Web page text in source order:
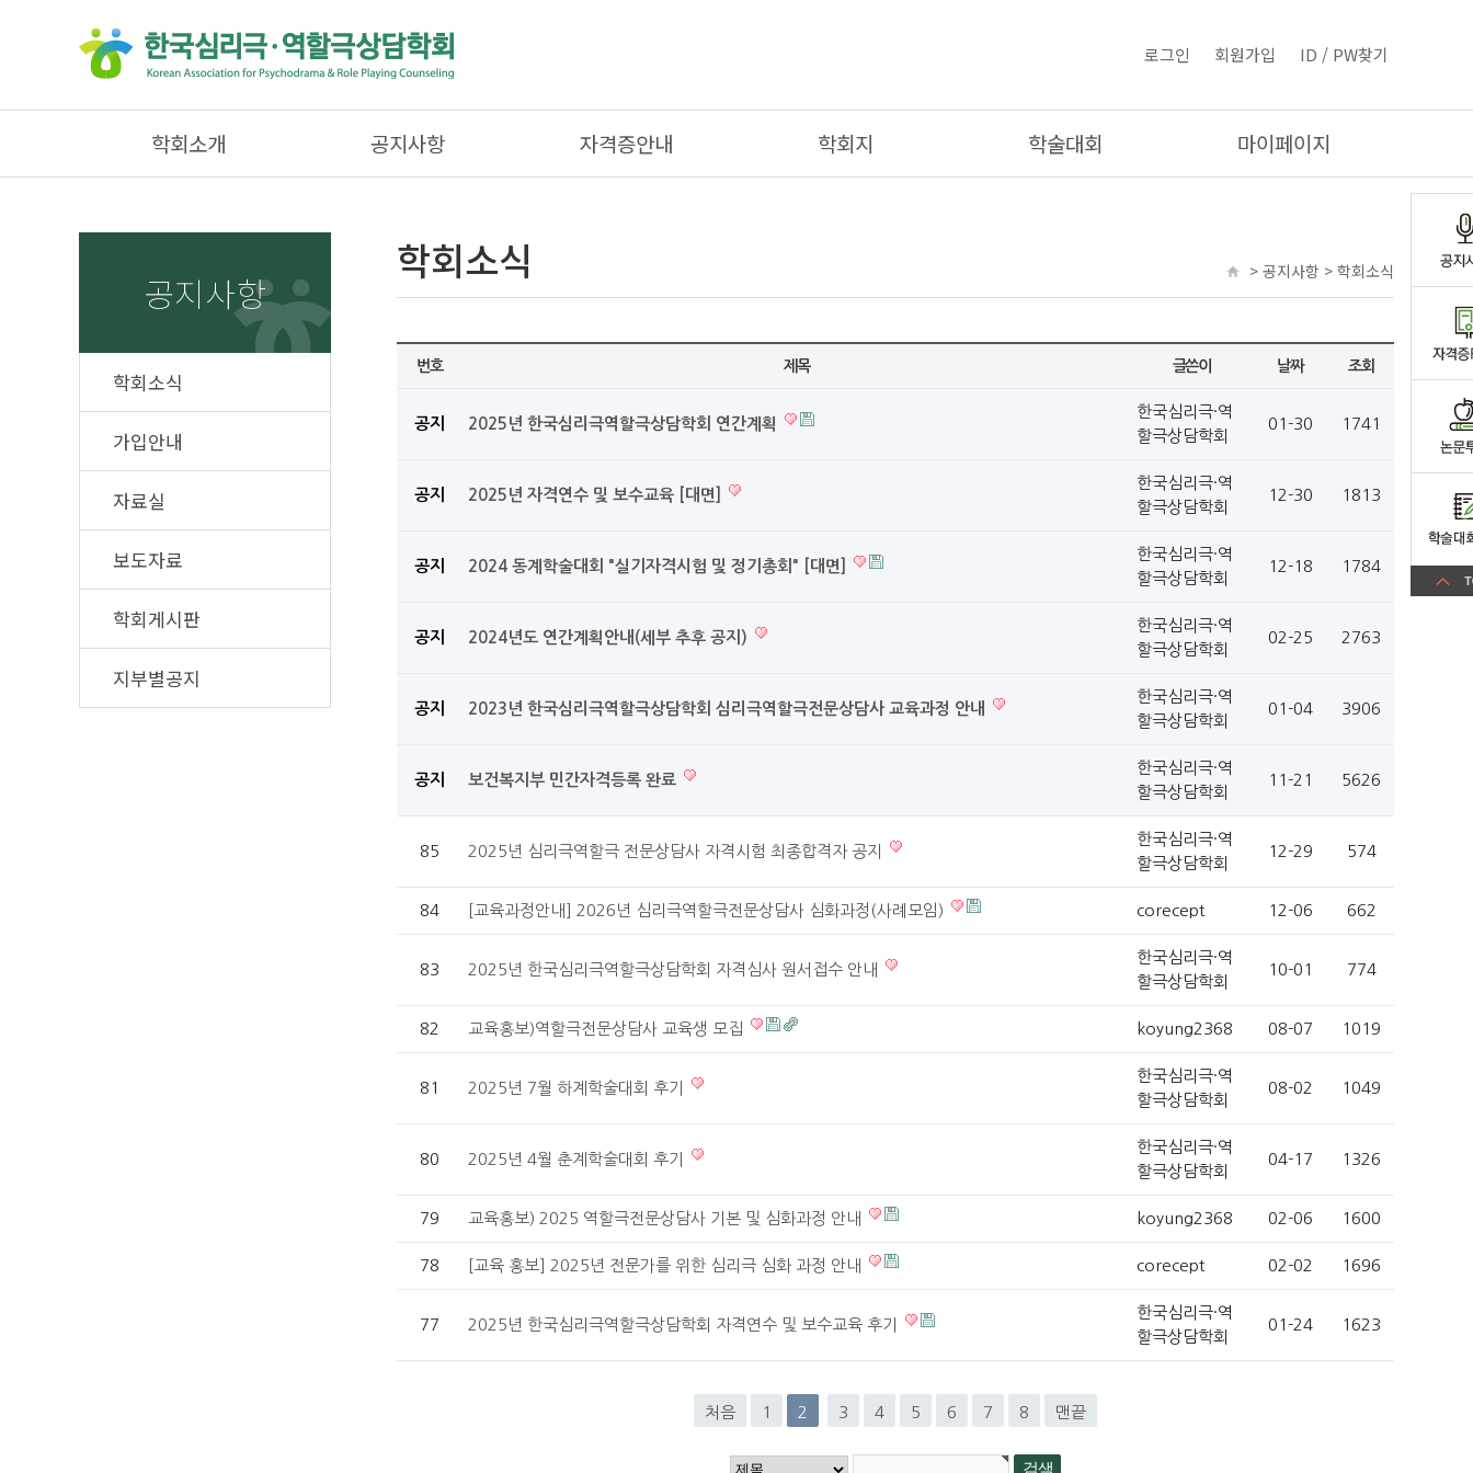
로그인 회원가입 ID / PW찾기
학회소개 공지사항 자격증안내 학회지 학술대회 마이페이지
공지사항
학회소식
가입안내
자료실
보도자료
학회게시판
지부별공지
학회소식 > 공지사항 > 학회소식
번호 제목 글쓴이 날짜 조회
공지 2025년 한국심리극역할극상담학회 연간계획
한국심리극·역
할극상담학회
01-30 1741
공지 2025년 자격연수 및 보수교육 [대면]
한국심리극·역
할극상담학회
12-30 1813
공지 2024 동계학술대회 "실기자격시험 및 정기총회" [대면]
한국심리극·역
할극상담학회
12-18 1784
공지 2024년도 연간계획안내(세부 추후 공지)
한국심리극·역
할극상담학회
02-25 2763
공지 2023년 한국심리극역할극상담학회 심리극역할극전문상담사 교육과정 안내
한국심리극·역
할극상담학회
01-04 3906
공지 보건복지부 민간자격등록 완료
한국심리극·역
할극상담학회
11-21 5626
85 2025년 심리극역할극 전문상담사 자격시험 최종합격자 공지
한국심리극·역
할극상담학회
12-29 574
84 [교육과정안내] 2026년 심리극역할극전문상담사 심화과정(사례모임) corecept 12-06 662
83 2025년 한국심리극역할극상담학회 자격심사 원서접수 안내
한국심리극·역
할극상담학회
10-01 774
82 교육홍보)역할극전문상담사 교육생 모집 koyung2368 08-07 1019
81 2025년 7월 하계학술대회 후기
한국심리극·역
할극상담학회
08-02 1049
80 2025년 4월 춘계학술대회 후기
한국심리극·역
할극상담학회
04-17 1326
79 교육홍보) 2025 역할극전문상담사 기본 및 심화과정 안내 koyung2368 02-06 1600
78 [교육 홍보] 2025년 전문가를 위한 심리극 심화 과정 안내 corecept 02-02 1696
77 2025년 한국심리극역할극상담학회 자격연수 및 보수교육 후기
한국심리극·역
할극상담학회
01-24 1623
처음 1 2 3 4 5 6 7 8 맨끝